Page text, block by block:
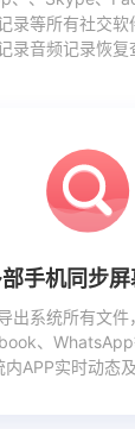
录等所有社交
录音频记录恢复
手机同步
出系统所有文
、
APP实时动态